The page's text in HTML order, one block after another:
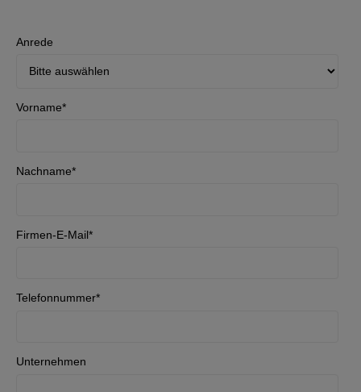
Anrede
Vorname*
Nachname*
Firmen-E-Mail*
Telefonnummer*
Unternehmen